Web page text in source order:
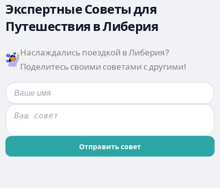
Экспертные Советы для
Путешествия в Либерия
Наслаждались поездкой в Либерия?
Поделитесь своими советами с другими!
Отправить совет